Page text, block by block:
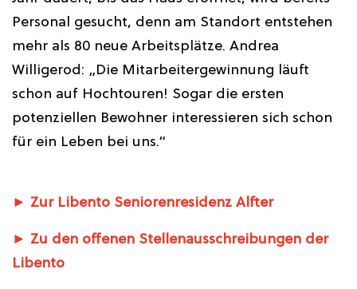
Personal gesucht, denn am Standort entstehen
mehr als 80 neue Arbeitsplätze. Andrea
Willigerod: „Die Mitarbeitergewinnung läuft
schon auf Hochtouren! Sogar die ersten
potenziellen Bewohner interessieren sich schon
für ein Leben bei uns.“
► Zur Libento Seniorenresidenz Alfter
► Zu den offenen Stellenausschreibungen der
Libento